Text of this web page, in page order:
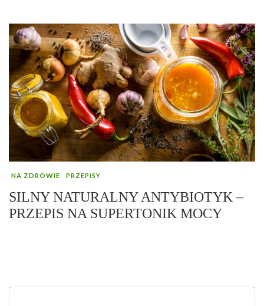
NA ZDROWIE PRZEPISY
SILNY NATURALNY ANTYBIOTYK –
PRZEPIS NA SUPERTONIK MOCY